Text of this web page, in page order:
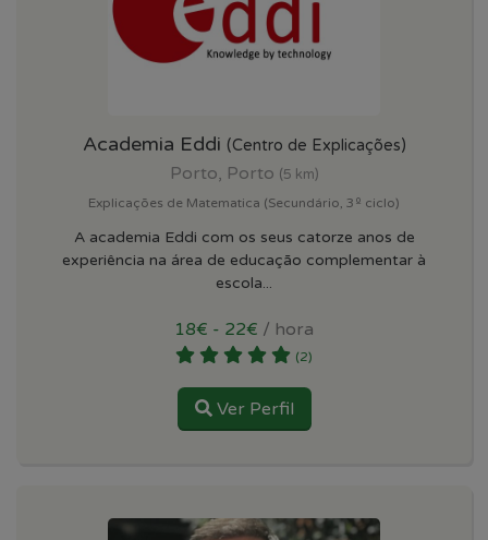
Academia Eddi (Centro de Explicações)
Porto, Porto (5 km)
Explicações de Matematica (Secundário, 3º ciclo)
A academia Eddi com os seus catorze anos de
experiência na área de educação complementar à
escola...
18€ - 22€ / hora
(2)
Ver Perfil